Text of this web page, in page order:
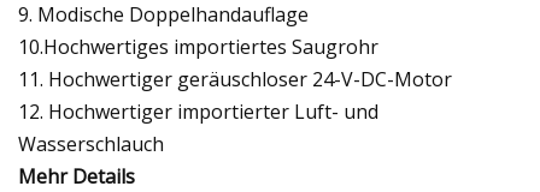
9. Modische Doppelhandauflage
10.Hochwertiges importiertes Saugrohr
11. Hochwertiger geräuschloser 24-V-DC-Motor
12. Hochwertiger importierter Luft- und
Wasserschlauch
Mehr Details